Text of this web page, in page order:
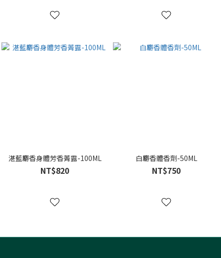
湛藍麝香身體芳香菁露-100ML
NT$820
白麝香體香劑-50ML
NT$750